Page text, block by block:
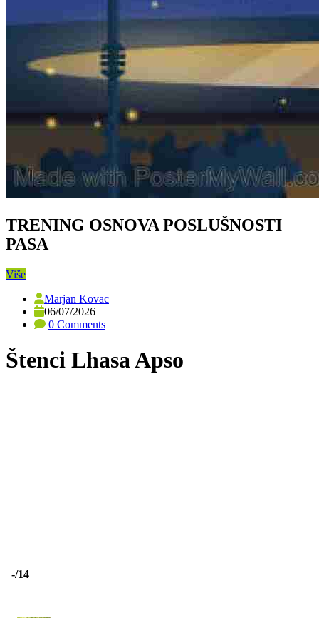
TRENING OSNOVA POSLUŠNOSTI
PASA
Više
Marjan Kovac
06/07/2026
0 Comments
Štenci Lhasa Apso
-/14